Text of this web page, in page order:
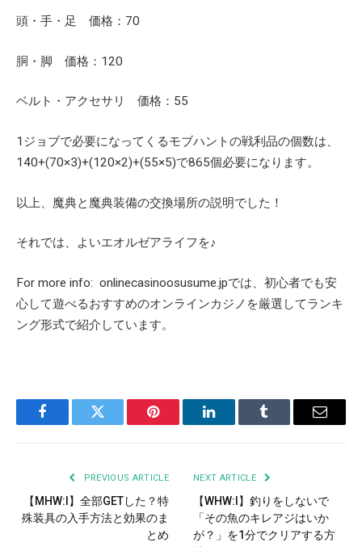
頭・手・足 価格：70
胴・脚 価格：120
ベルト・アクセサリ 価格：55
1ジョブで必要になってくるモブハントの戦利品の個数は、
140+(70×3)+(120×2)+(55×5)で865個必要になります。
以上、魔典と魔典装備の交換場所の説明でした！
それでは、よいエオルゼアライフを♪
For more info: onlinecasinoosusume.jpでは、 初心者でも安
心して遊べるおすすめのオンラインカジノを厳選してランキ
ング形式で紹介しています。
FacebookTwitter Pinterest LinkedInTumblr Email
PREVIOUS ARTICLE
【MHW:I】全部GETした？特
殊装具の入手方法と効果のま
とめ
NEXT ARTICLE
【WHW:I】釣りをしないで
「その魚のキレアジはいか
が？」を1分でクリアする方